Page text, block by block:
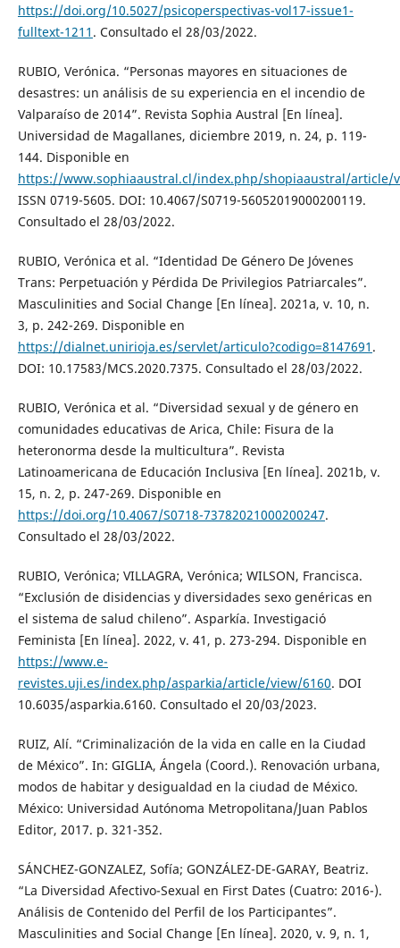
https://doi.org/10.5027/psicoperspectivas-vol17-issue1-
fulltext-1211 . Consultado el 28/03/2022.
RUBIO, Verónica. “Personas mayores en situaciones de
desastres: un análisis de su experiencia en el incendio de
Valparaíso de 2014”. Revista Sophia Austral [En línea].
Universidad de Magallanes, diciembre 2019, n. 24, p. 119-
144. Disponible en
https://www.sophiaaustral.cl/index.php/shopiaaustral/article/
ISSN 0719-5605. DOI: 10.4067/S0719-56052019000200119.
Consultado el 28/03/2022.
RUBIO, Verónica et al. “Identidad De Género De Jóvenes
Trans: Perpetuación y Pérdida De Privilegios Patriarcales”.
Masculinities and Social Change [En línea]. 2021a, v. 10, n.
3, p. 242-269. Disponible en
https://dialnet.unirioja.es/servlet/articulo?codigo=8147691 .
DOI: 10.17583/MCS.2020.7375. Consultado el 28/03/2022.
RUBIO, Verónica et al. “Diversidad sexual y de género en
comunidades educativas de Arica, Chile: Fisura de la
heteronorma desde la multicultura”. Revista
Latinoamericana de Educación Inclusiva [En línea]. 2021b, v.
15, n. 2, p. 247-269. Disponible en
https://doi.org/10.4067/S0718-73782021000200247.
Consultado el 28/03/2022.
RUBIO, Verónica; VILLAGRA, Verónica; WILSON, Francisca.
“Exclusión de disidencias y diversidades sexo genéricas en
el sistema de salud chileno”. Asparkía. Investigació
Feminista [En línea]. 2022, v. 41, p. 273-294. Disponible en
https://www.e-
revistes.uji.es/index.php/asparkia/article/view/6160. DOI
10.6035/asparkia.6160. Consultado el 20/03/2023.
RUIZ, Alí. “Criminalización de la vida en calle en la Ciudad
de México”. In: GIGLIA, Ángela (Coord.). Renovación urbana,
modos de habitar y desigualdad en la ciudad de México.
México: Universidad Autónoma Metropolitana/Juan Pablos
Editor, 2017. p. 321-352.
SÁNCHEZ-GONZALEZ, Sofía; GONZÁLEZ-DE-GARAY, Beatriz.
“La Diversidad Afectivo-Sexual en First Dates (Cuatro: 2016-).
Análisis de Contenido del Perfil de los Participantes”.
Masculinities and Social Change [En línea]. 2020, v. 9, n. 1,